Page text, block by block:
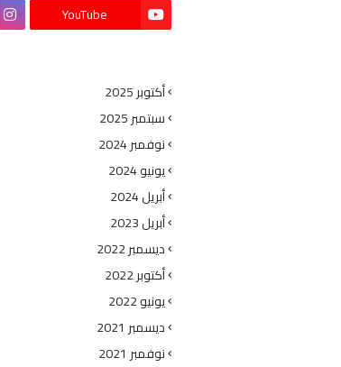
YouTube
أكتوبر 2025
سبتمبر 2025
نوفمبر 2024
يونيو 2024
أبريل 2024
أبريل 2023
ديسمبر 2022
أكتوبر 2022
يونيو 2022
ديسمبر 2021
نوفمبر 2021